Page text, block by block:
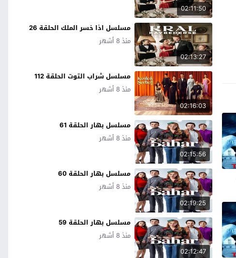
02:11:50
02:13:27
مسلسل اذا خسر الملك الحلقة 26
منذ 8 أشهر
02:16:03
مسلسل شراب التوت الحلقة 112
منذ 8 أشهر
02:15:56
مسلسل بهار الحلقة 61
منذ 8 أشهر
02:19:25
مسلسل بهار الحلقة 60
منذ 8 أشهر
02:12:47
مسلسل بهار الحلقة 59
منذ 8 أشهر